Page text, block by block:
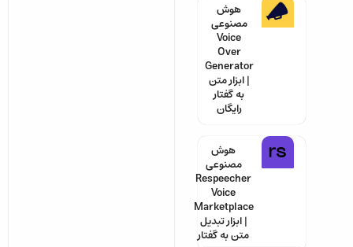
هوش
مصنوعی
Voice
Over
Generator
| ابزار متن
به گفتار
رایگان
هوش
مصنوعی
Respeecher
Voice
Marketplace
| ابزار تبدیل
متن به گفتار